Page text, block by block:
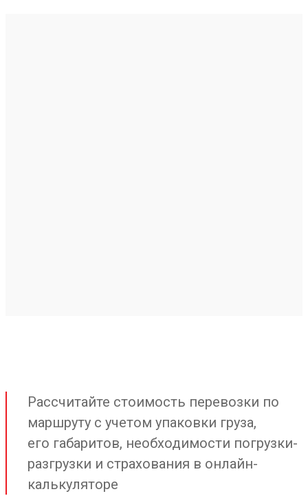
Рассчитайте стоимость перевозки по
маршруту с учетом упаковки груза,
его габаритов, необходимости погрузки-
разгрузки и страхования в онлайн-
калькуляторе